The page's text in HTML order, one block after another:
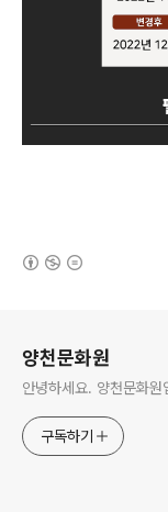
양천문화원
안녕하세요. 양천문화원
구독하기